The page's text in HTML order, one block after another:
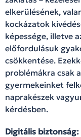
elkerülésének,
kockázatok
képessége, illetve
előfordulásuk
csökkentése.
problémákra csak
gyermekeinket
naprakészek
kérdésben.
Digitális biztonság: